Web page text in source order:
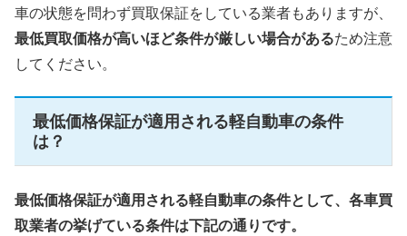
車の状態を問わず買取保証をしている業者もありますが、
最低買取価格が高いほど条件が厳しい場合があるため注意
してください。
最低価格保証が適用される軽自動車の条件
は？
最低価格保証が適用される軽自動車の条件として、各車買
取業者の挙げている条件は下記の通りです。